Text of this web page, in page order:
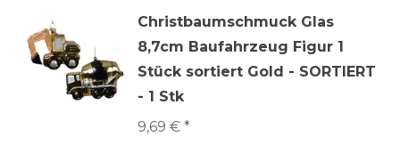
Christbaumschmuck Glas
8,7cm Baufahrzeug Figur 1
Stück sortiert Gold - SORTIERT
- 1 Stk
9,69 € *